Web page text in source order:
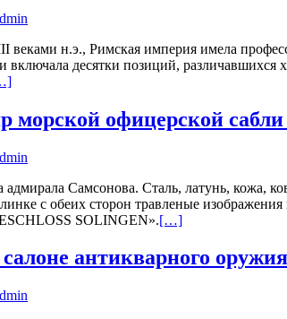
веками н.э., Римская империя имела
включала десятки позиций,
морской офицерской
адмирала Самсонова. Сталь, латунь, кожа,
с обеих сторон травленые
SOLINGEN».[…]
антикварного